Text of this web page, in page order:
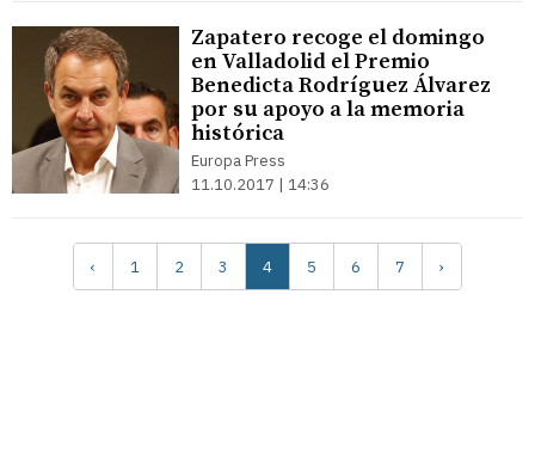
Zapatero recoge el domingo
en Valladolid el Premio
Benedicta Rodríguez Álvarez
por su apoyo a la memoria
histórica
Europa Press
11.10.2017 | 14:36
‹ 1 2 3 4 5 6 7 ›